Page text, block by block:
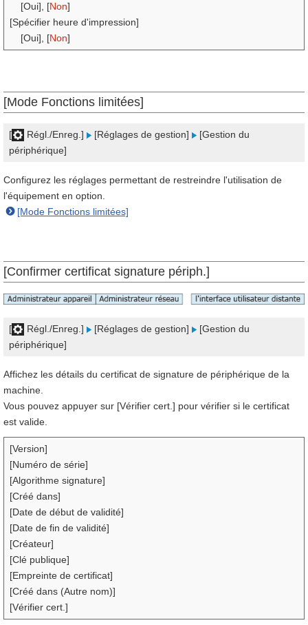
[Oui], [Non]
[Spécifier heure d'impression]
[Oui], [Non]
[Mode Fonctions limitées]
[ Régl./Enreg.] [Réglages de gestion]
[Gestion du
périphérique]
Configurez les réglages permettant de restreindre l'utilisation de
l'équipement en option.
[Mode Fonctions limitées]
[Confirmer certificat signature périph.]
[ Régl./Enreg.] [Réglages de gestion]
[Gestion du
périphérique]
Affichez les détails du certificat de signature de périphérique de la
machine.
Vous pouvez appuyer sur [Vérifier cert.] pour vérifier si le certificat
est valide.
[Version]
[Numéro de série]
[Algorithme signature]
[Créé dans]
[Date de début de validité]
[Date de fin de validité]
[Créateur]
[Clé publique]
[Empreinte de certificat]
[Créé dans (Autre nom)]
[Vérifier cert.]